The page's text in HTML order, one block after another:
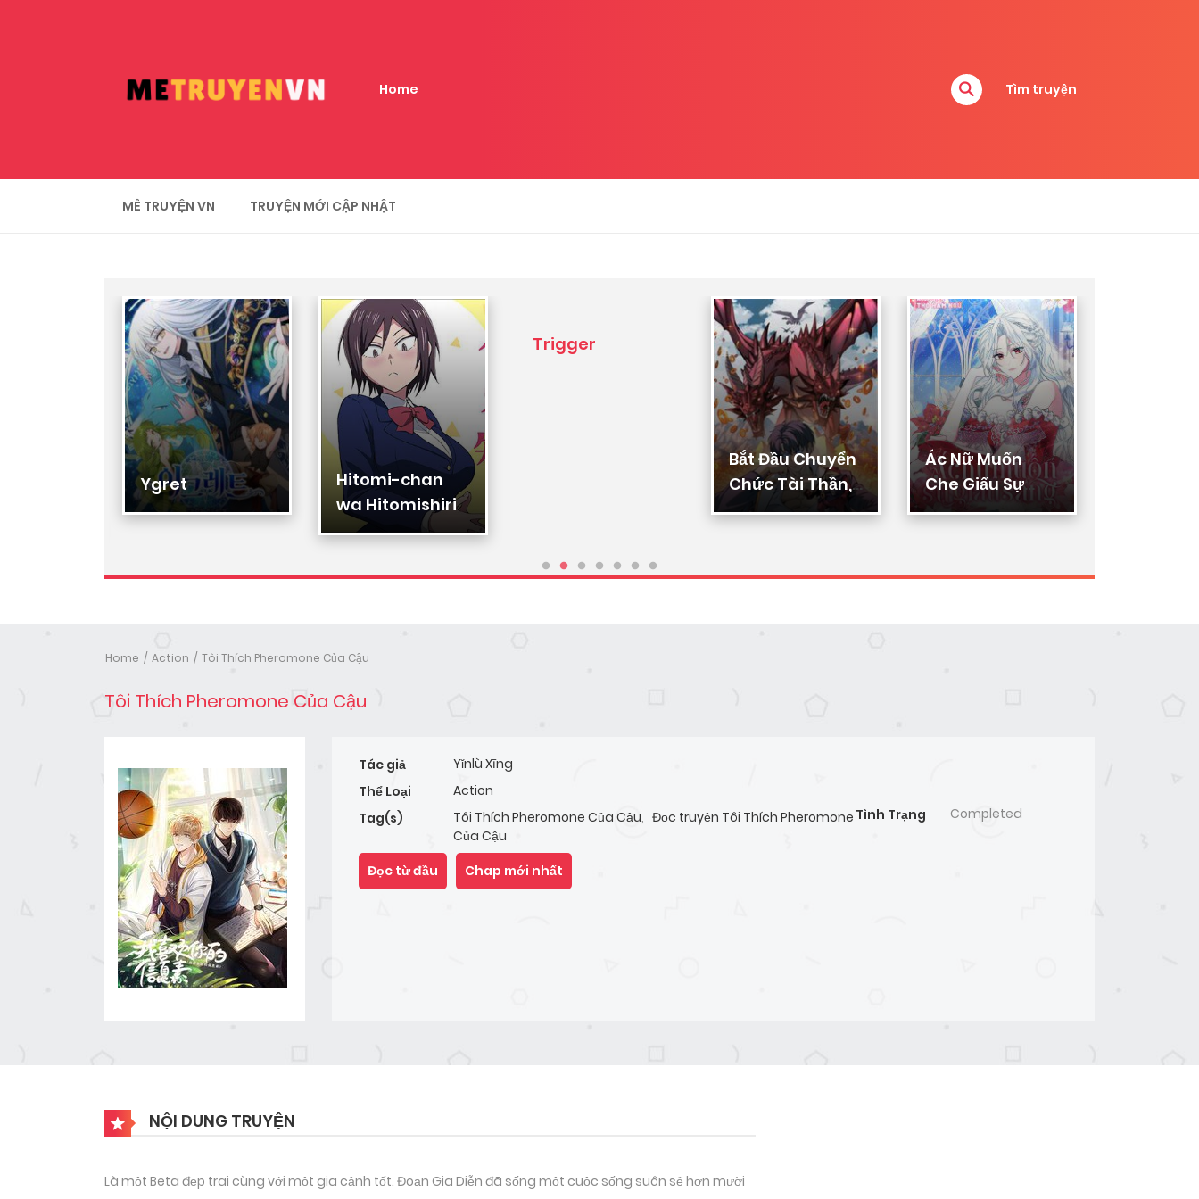
Home Tìm truyện
MÊ TRUYỆN VN TRUYỆN MỚI CẬP NHẬT
Ygret
Hitomi-chan
wa Hitomishiri
Trigger
Bắt Đầu Chuyển
Chức Tài Thần,
Ta Chuyển Hóa
Ác Nữ Muốn
Che Giấu Sự
Giàu Sang
Home Action Tôi Thích Pheromone Của Cậu
Tôi Thích Pheromone Của Cậu
Tác giả
Yǐnlù Xīng
Thể Loại
Action
Tag(s)
Tôi Thích Pheromone Của Cậu, Đọc truyện Tôi Thích Pheromone
Của Cậu
Tình Trạng Completed
Đọc từ đầu Chap mới nhất
NỘI DUNG TRUYỆN
Là một Beta đẹp trai cùng với một gia cảnh tốt. Đoạn Gia Diễn đã sống một cuộc sống suôn sẻ hơn mười